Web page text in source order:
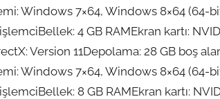
Windows 7×64, Windows 8×64 (64-
4 GB RAMEkran kartı:
Version 11Depolama: 28 GB boş
Windows 7×64, Windows 8×64 (64-
8 GB RAMEkran kartı: